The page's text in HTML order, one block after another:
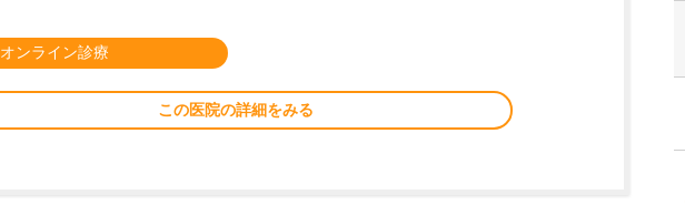
オンライン診療
この医院の詳細をみる